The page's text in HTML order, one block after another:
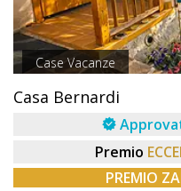
Case Vacanze
Casa Bernardi
Premio
PREMIO